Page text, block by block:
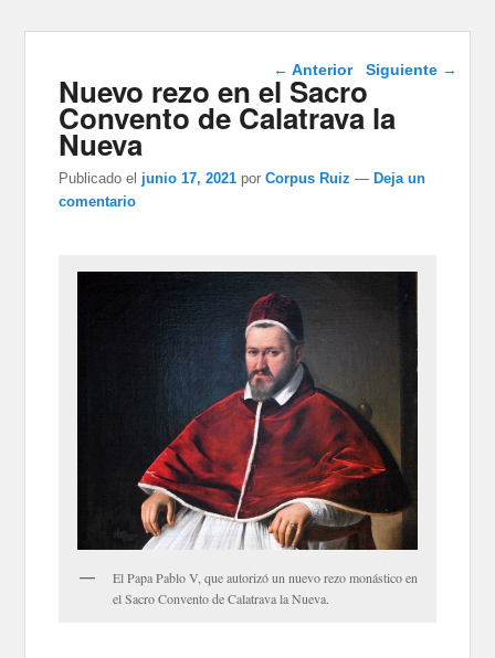
Navegación de
entradas
← Anterior Siguiente →
Nuevo rezo en el Sacro
Convento de Calatrava la
Nueva
Publicado el junio 17, 2021 porCorpus Ruiz — Deja un
comentario
El Papa Pablo V, que autorizó un nuevo rezo monástico en
el Sacro Convento de Calatrava la Nueva.